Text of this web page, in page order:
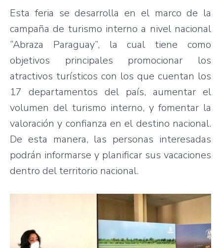
Esta feria se desarrolla en el marco de la
campaña de turismo interno a nivel nacional
“Abraza Paraguay”, la cual tiene como
objetivos principales promocionar los
atractivos turísticos con los que cuentan los
17 departamentos del país, aumentar el
volumen del turismo interno, y fomentar la
valoración y confianza en el destino nacional.
De esta manera, las personas interesadas
podrán informarse y planificar sus vacaciones
dentro del territorio nacional.